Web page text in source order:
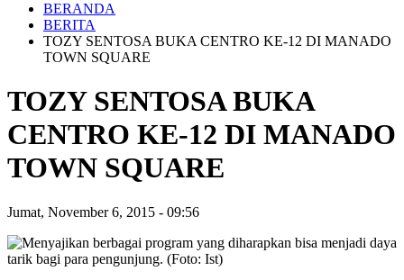
BERANDA
BERITA
TOZY SENTOSA BUKA CENTRO KE-12 DI MANADO
TOWN SQUARE
TOZY SENTOSA BUKA
CENTRO KE-12 DI MANADO
TOWN SQUARE
Jumat, November 6, 2015 - 09:56